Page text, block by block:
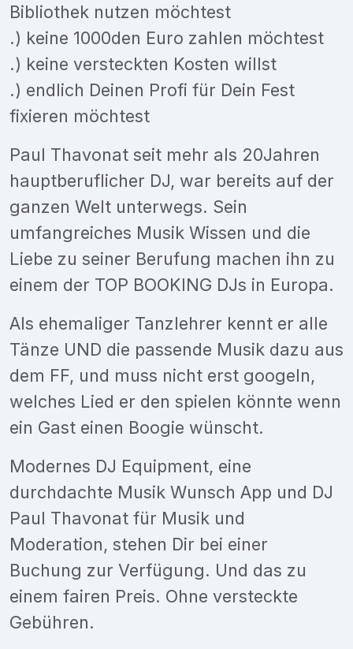
Bibliothek nutzen möchtest
.) keine 1000den Euro zahlen möchtest
.) keine versteckten Kosten willst
.) endlich Deinen Profi für Dein Fest
fixieren möchtest
Paul Thavonat seit mehr als 20Jahren
hauptberuflicher DJ, war bereits auf der
ganzen Welt unterwegs. Sein
umfangreiches Musik Wissen und die
Liebe zu seiner Berufung machen ihn zu
einem der TOP BOOKING DJs in Europa.
Als ehemaliger Tanzlehrer kennt er alle
Tänze UND die passende Musik dazu aus
dem FF, und muss nicht erst googeln,
welches Lied er den spielen könnte wenn
ein Gast einen Boogie wünscht.
Modernes DJ Equipment, eine
durchdachte Musik Wunsch App und DJ
Paul Thavonat für Musik und
Moderation, stehen Dir bei einer
Buchung zur Verfügung. Und das zu
einem fairen Preis. Ohne versteckte
Gebühren.